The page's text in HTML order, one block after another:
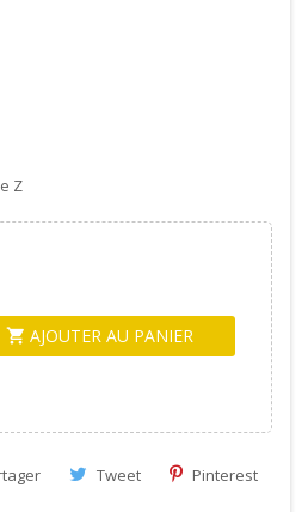
Z
shopping_cart AJOUTER AU PANIER
Tweet Pinterest